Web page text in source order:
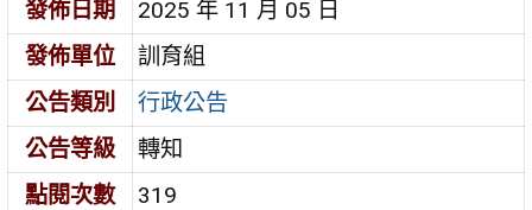
發佈日期
2025 年 11 月 05 日
發佈單位
訓育組
公告類別
行政公告
公告等級
轉知
點閱次數
319